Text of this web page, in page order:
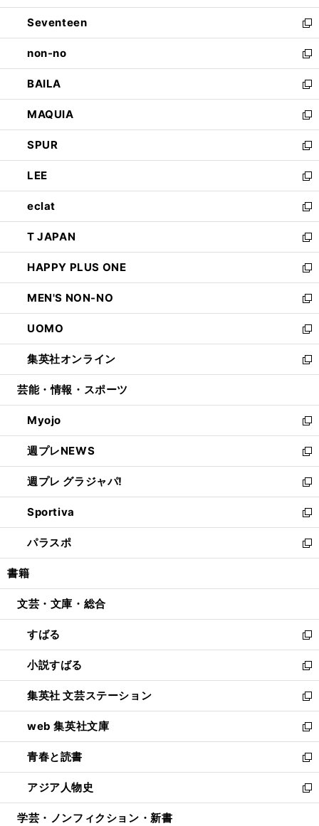
開
く
ウ
で
開
く
ン
ド
ウ
で
開
く
Seventeen
新
し
い
ウ
ィ
ン
ド
ウ
で
開
く
non-no
新
し
い
ウ
ィ
ン
ド
ウ
で
開
く
BAILA
新
し
い
ウ
ィ
ン
ド
ウ
で
開
く
MAQUIA
新
し
い
ウ
ィ
ン
ド
ウ
で
開
く
SPUR
新
し
い
ウ
ィ
ン
ド
ウ
で
開
く
LEE
新
し
い
ウ
ィ
ン
ド
ウ
で
開
く
eclat
新
し
い
ウ
ィ
ン
ド
ウ
で
開
く
T JAPAN
新
し
い
ウ
ィ
ン
ド
ウ
で
開
HAPPY PLUS ONE
新
し
い
ウ
ィ
ン
ド
ウ
開
く
MEN'S NON-NO
新
し
い
ウ
ィ
ン
ウ
で
開
く
UOMO
新
し
い
ウ
ン
ド
ウ
で
開
く
集英社オンライン
新
し
ウ
ィ
ン
ド
ウ
で
開
く
芸能・情報・スポーツ
Myojo
新
し
い
ウ
ィ
ン
ド
ウ
で
開
週プレNEWS
新
し
い
ウ
ィ
ン
ド
ウ
開
週プレ グラジャパ!
新
し
い
ウ
ィ
ン
ウ
開
く
Sportiva
新
し
い
ウ
ン
ウ
で
開
く
パラスポ
新
し
ウ
ン
ド
ウ
で
開
く
書籍
文芸・文庫・総合
すばる
新
し
い
ウ
ィ
ン
ド
ウ
で
開
く
小説すばる
新
し
い
ウ
ィ
ン
ド
ウ
で
開
集英社 文芸ステーション
新
し
い
ウ
ィ
ン
ド
ウ
web 集英社文庫
新
し
い
ウ
ィ
ン
青春と読書
新
し
い
ウ
アジア人物史
新
し
学芸・ノンフィクション・新書